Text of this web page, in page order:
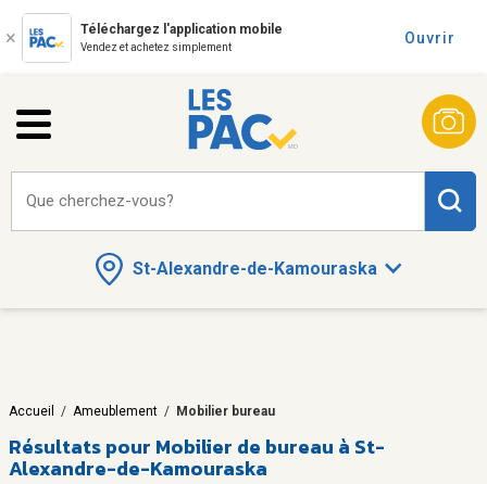
Téléchargez l'application mobile
Vendez et achetez simplement
Ouvrir
St-Alexandre-de-Kamouraska
Que cherchez-vous?
Accueil / Ameublement / Mobilier bureau
Résultats pour Mobilier de bureau à St-
Alexandre-de-Kamouraska